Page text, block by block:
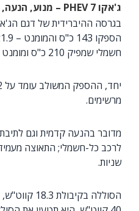
ג'אקו 7 PHEV – מנוע, הנעה,
חשמלי שמפיק 210 כ"ס ומומנט של 31.6 קג"מ.
מרשימים.
מדובר בהנעה קדמית וגם
שניות.
הסוללה